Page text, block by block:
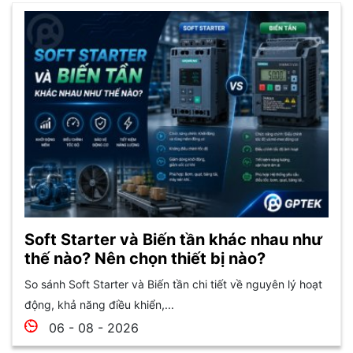
Soft Starter và Biến tần khác nhau như
thế nào? Nên chọn thiết bị nào?
So sánh Soft Starter và Biến tần chi tiết về nguyên lý hoạt
động, khả năng điều khiển,...
06 - 08 - 2026